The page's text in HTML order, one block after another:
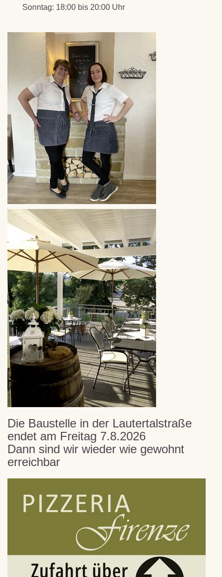
Sonntag: 18:00 bis 20:00 Uhr
Die Baustelle in der Lautertalstraße
endet am Freitag 7.8.2026
Dann sind wir wieder wie gewohnt
erreichbar